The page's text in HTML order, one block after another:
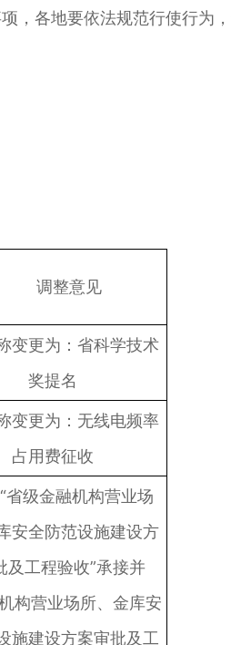
，各地要依法规范行使行为
调整意见
变更为：省科学技术
奖提名
变更为：无线电频率
占用费征收
省级金融机构营业场
安全防范设施建设方
及工程验收”承接并
构营业场所、金库安
施建设方案审批及工